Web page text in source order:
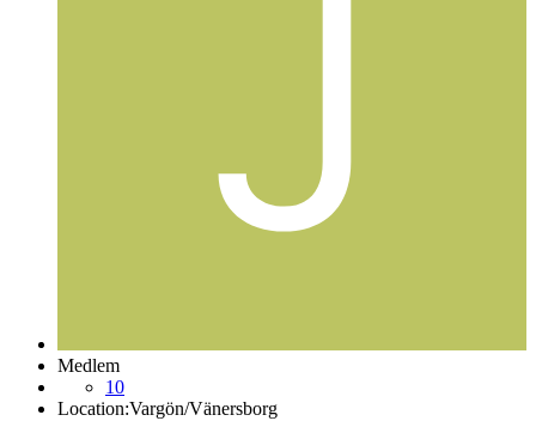
Medlem
10
Location:Vargön/Vänersborg